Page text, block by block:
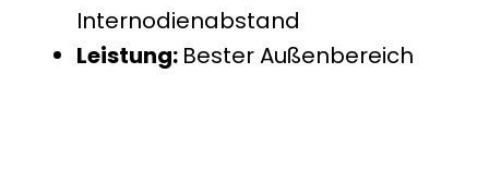
Internodienabstand
Leistung: Bester Außenbereich